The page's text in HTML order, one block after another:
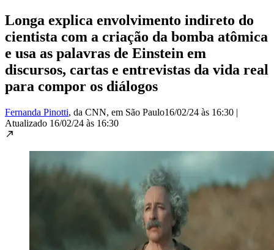
Longa explica envolvimento indireto do
cientista com a criação da bomba atômica
e usa as palavras de Einstein em
discursos, cartas e entrevistas da vida real
para compor os diálogos
Fernanda Pinotti, da CNN, em São Paulo16/02/24 às 16:30 |
Atualizado 16/02/24 às 16:30